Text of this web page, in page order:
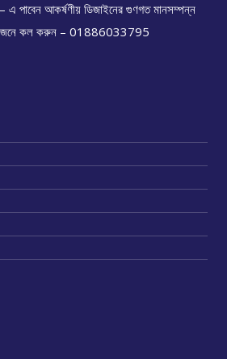
আকর্ষণীয় ডিজাইনের গুণগত মানসম্পন্ন
কল করুন – 01886033795